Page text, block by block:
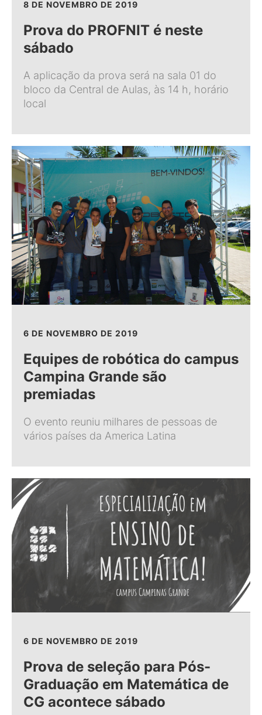
8 DE NOVEMBRO DE 2019
Prova do PROFNIT é neste
sábado
A aplicação da prova será na sala 01 do
bloco da Central de Aulas, às 14 h, horário
local
6 DE NOVEMBRO DE 2019
Equipes de robótica do campus
Campina Grande são
premiadas
O evento reuniu milhares de pessoas de
vários países da America Latina
6 DE NOVEMBRO DE 2019
Prova de seleção para Pós-
Graduação em Matemática de
CG acontece sábado